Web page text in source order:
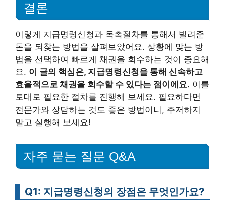
결론
이렇게 지급명령신청과 독촉절차를 통해서 빌려준
돈을 되찾는 방법을 살펴보았어요. 상황에 맞는 방
법을 선택하여 빠르게 채권을 회수하는 것이 중요해
요. 이 글의 핵심은, 지급명령신청을 통해 신속하고
효율적으로 채권을 회수할 수 있다는 점이에요. 이를
토대로 필요한 절차를 진행해 보세요. 필요하다면
전문가와 상담하는 것도 좋은 방법이니, 주저하지
말고 실행해 보세요!
자주 묻는 질문 Q&A
Q1: 지급명령신청의 장점은 무엇인가요?